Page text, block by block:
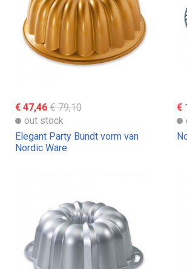
€ 47,46 € 79,10
out stock
Elegant Party Bundt vorm van
Nordic Ware
€